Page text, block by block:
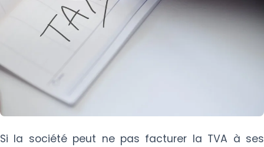
Si la société peut ne pas facturer la TVA à ses